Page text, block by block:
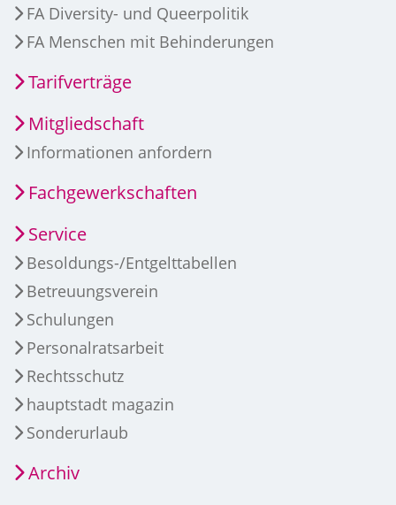
FA Diversity- und Queerpolitik
FA Menschen mit Behinderungen
Tarifverträge
Mitgliedschaft
Informationen anfordern
Fachgewerkschaften
Service
Besoldungs-/Entgelttabellen
Betreuungsverein
Schulungen
Personalratsarbeit
Rechtsschutz
hauptstadt magazin
Sonderurlaub
Archiv